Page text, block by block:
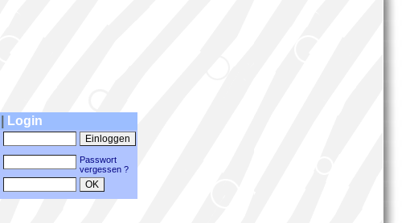
Login
Passwort
vergessen ?